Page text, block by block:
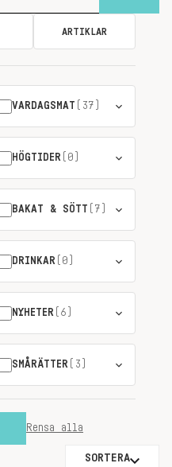
ARTIKLAR
VARDAGSMAT (37)
HÖGTIDER (0)
BAKAT & SÖTT (7)
DRINKAR (0)
NYHETER (6)
SMÅRÄTTER (3)
Rensa alla
SORTERA